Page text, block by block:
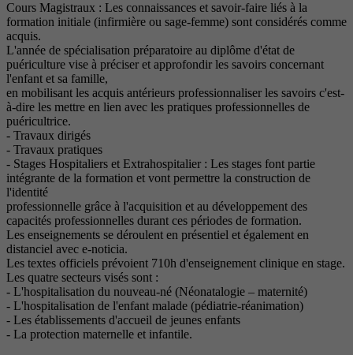
Cours Magistraux : Les connaissances et savoir-faire liés à la
formation initiale (infirmière ou sage-femme) sont considérés comme
acquis.
L'année de spécialisation préparatoire au diplôme d'état de
puériculture vise à préciser et approfondir les savoirs concernant
l'enfant et sa famille,
en mobilisant les acquis antérieurs professionnaliser les savoirs c'est-
à-dire les mettre en lien avec les pratiques professionnelles de
puéricultrice.
- Travaux dirigés
- Travaux pratiques
- Stages Hospitaliers et Extrahospitalier : Les stages font partie
intégrante de la formation et vont permettre la construction de
l'identité
professionnelle grâce à l'acquisition et au développement des
capacités professionnelles durant ces périodes de formation.
Les enseignements se déroulent en présentiel et également en
distanciel avec e-noticia.
Les textes officiels prévoient 710h d'enseignement clinique en stage.
Les quatre secteurs visés sont :
- L'hospitalisation du nouveau-né (Néonatalogie – maternité)
- L'hospitalisation de l'enfant malade (pédiatrie-réanimation)
- Les établissements d'accueil de jeunes enfants
- La protection maternelle et infantile.